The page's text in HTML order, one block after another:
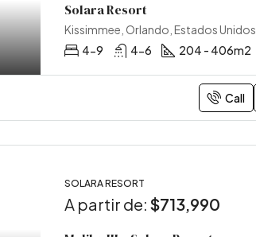
Solara Resort
Kissimmee, Orlando, Estados Unidos
4-9
4-6 204 - 406m2
Call
SOLARA RESORT
A partir de: $713,990